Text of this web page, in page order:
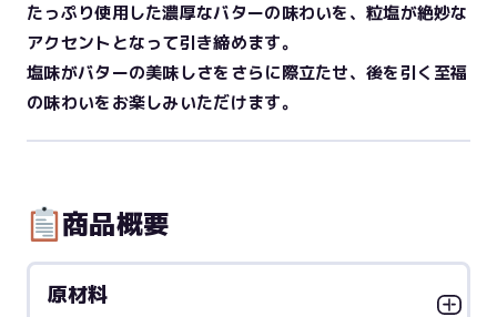
たっぷり使用した濃厚なバターの味わいを、粒塩が絶妙な
アクセントとなって引き締めます。
塩味がバターの美味しさをさらに際立たせ、後を引く至福
の味わいをお楽しみいただけます。
商品概要
原材料